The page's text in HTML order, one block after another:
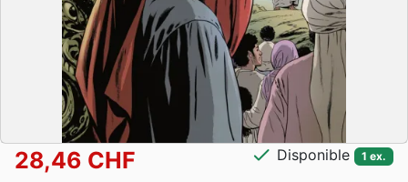
28,46 CHF check Disponible 1 ex.